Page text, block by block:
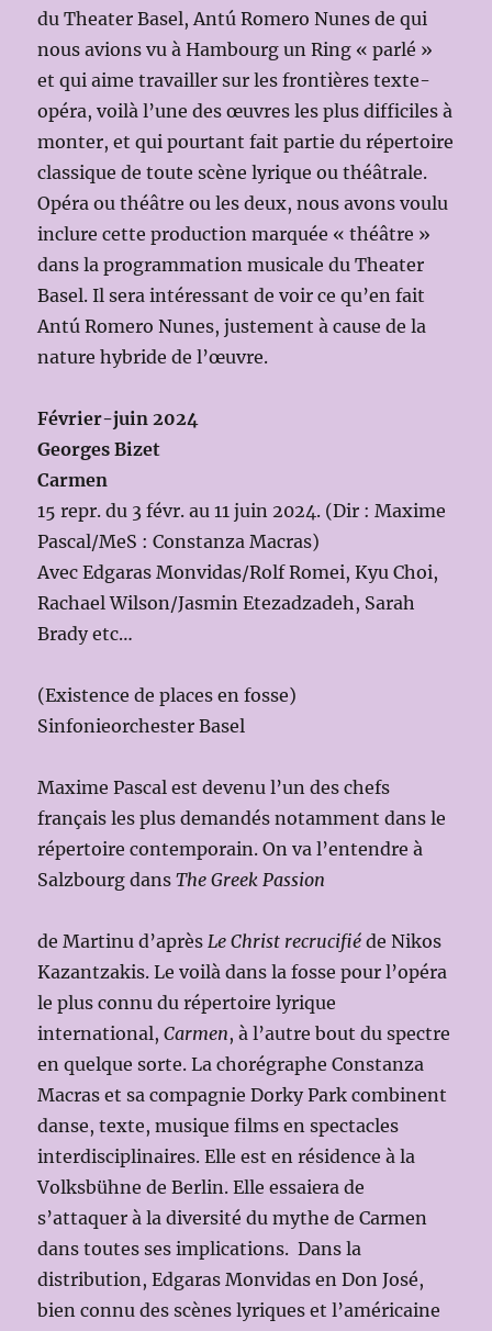
du Theater Basel, Antú Romero Nunes de qui
nous avions vu à Hambourg un Ring « parlé »
et qui aime travailler sur les frontières texte-
opéra, voilà l’une des œuvres les plus difficiles à
monter, et qui pourtant fait partie du répertoire
classique de toute scène lyrique ou théâtrale.
Opéra ou théâtre ou les deux, nous avons voulu
inclure cette production marquée « théâtre »
dans la programmation musicale du Theater
Basel. Il sera intéressant de voir ce qu’en fait
Antú Romero Nunes, justement à cause de la
nature hybride de l’œuvre.
Février-juin 2024
Georges Bizet
Carmen
15 repr. du 3 févr. au 11 juin 2024. (Dir : Maxime
Pascal/MeS : Constanza Macras)
Avec Edgaras Monvidas/Rolf Romei, Kyu Choi,
Rachael Wilson/Jasmin Etezadzadeh, Sarah
Brady etc…
(Existence de places en fosse)
Sinfonieorchester Basel
Maxime Pascal est devenu l’un des chefs
français les plus demandés notamment dans le
répertoire contemporain. On va l’entendre à
Salzbourg dansThe Greek Passion
de Martinu d’après Le Christ recrucifié de Nikos
Kazantzakis. Le voilà dans la fosse pour l’opéra
le plus connu du répertoire lyrique
international,Carmen, à l’autre bout du spectre
en quelque sorte. La chorégraphe Constanza
Macras et sa compagnie Dorky Park combinent
danse, texte, musique films en spectacles
interdisciplinaires. Elle est en résidence à la
Volksbühne de Berlin. Elle essaiera de
s’attaquer à la diversité du mythe de Carmen
dans toutes ses implications. Dans la
distribution, Edgaras Monvidas en Don José,
bien connu des scènes lyriques et l’américaine